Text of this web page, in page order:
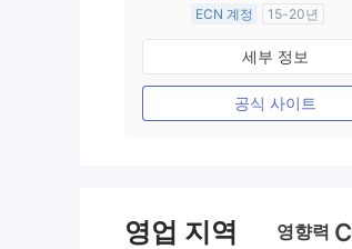
ECN 계정
15-20년
호주 규제
외환 거래 라이선스 (MM)
마스터 레이블 MT4
세부 정보
공식 사이트
영업 지역 영향력 C